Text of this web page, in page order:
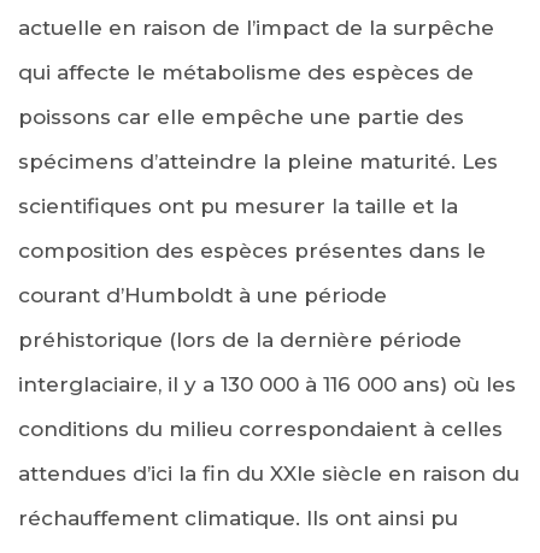
actuelle en raison de l’impact de la surpêche
qui affecte le métabolisme des espèces de
poissons car elle empêche une partie des
spécimens d’atteindre la pleine maturité. Les
scientifiques ont pu mesurer la taille et la
composition des espèces présentes dans le
courant d’Humboldt à une période
préhistorique (lors de la dernière période
interglaciaire, il y a 130 000 à 116 000 ans) où les
conditions du milieu correspondaient à celles
attendues d’ici la fin du XXIe siècle en raison du
réchauffement climatique. Ils ont ainsi pu